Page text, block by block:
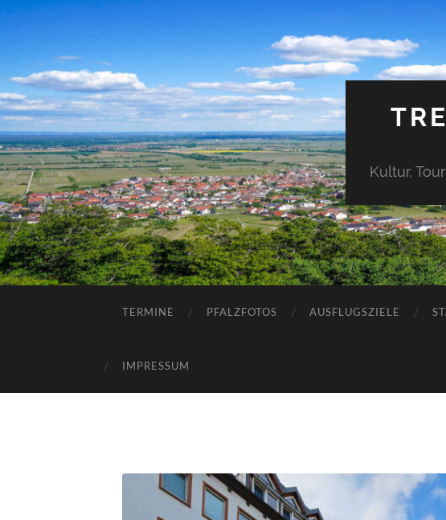
Kultur,
TERMINE PFALZFOTOS AUSFLUGSZIELE
IMPRESSUM